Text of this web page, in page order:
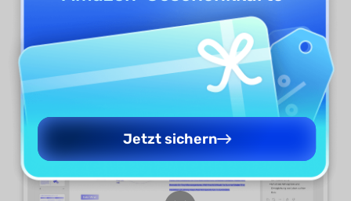
Wählen Sie anschließend die Option
„Chatten“.Es öffnet sich ein Chatfenster.
Jetzt sichern